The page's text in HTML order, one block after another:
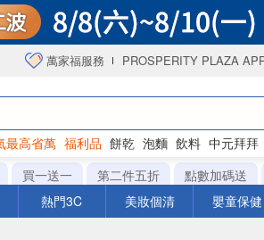
萬家福服務 PROSPERITY PLAZA
最高省萬 福利品 餅乾 泡麵 飲料 中元拜拜
買一送一 第二件五折 點數加碼送
熱門3C 美妝個清 嬰童保健